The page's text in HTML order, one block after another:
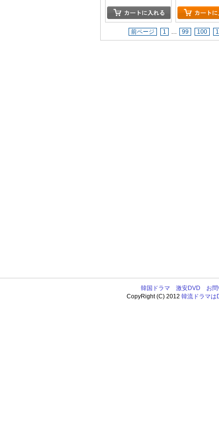
前ページ 1 … 99 100
韓国ドラマ 激安DVD
お
CopyRight (C) 2012韓流ドラマは